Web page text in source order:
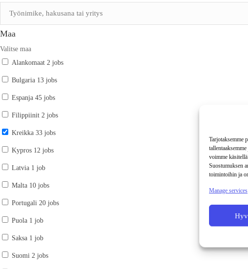
Tarjotaksemme
voimme
Suostumuksen
toimintoihin ja
Manage services
Maa
Valitse maa
Alankomaat 2 jobs
Bulgaria 13 jobs
Espanja 45 jobs
Filippiinit 2 jobs
Kreikka 33 jobs
Kypros 12 jobs
Latvia 1 job
Malta 10 jobs
Portugali 20 jobs
Puola 1 job
Saksa 1 job
Suomi 2 jobs